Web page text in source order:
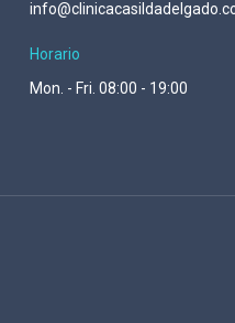
Horario
Mon. - Fri. 08:00 - 19:00